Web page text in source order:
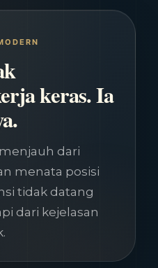
keras. Ia
dari
menata posisi
tidak datang
dari kejelasan